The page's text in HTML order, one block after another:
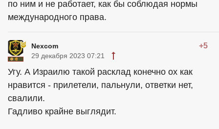
по ним и не работает, как бы соблюдая нормы
международного права.
Nexcom +5
29 декабря 2023 07:21
Угу. А Израилю такой расклад конечно ох как
нравится - прилетели, пальнули, ответки нет,
свалили.
Гадливо крайне выглядит.